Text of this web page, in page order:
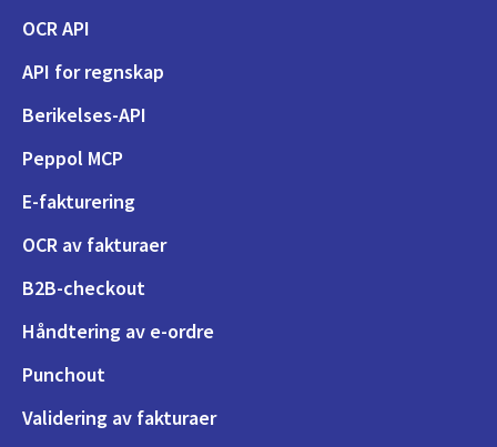
OCR API
API for regnskap
Berikelses-API
Peppol MCP
E-fakturering
OCR av fakturaer
B2B-checkout
Håndtering av e-ordre
Punchout
Validering av fakturaer